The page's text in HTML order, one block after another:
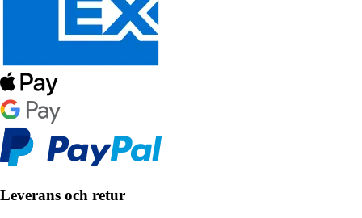
Leverans och retur